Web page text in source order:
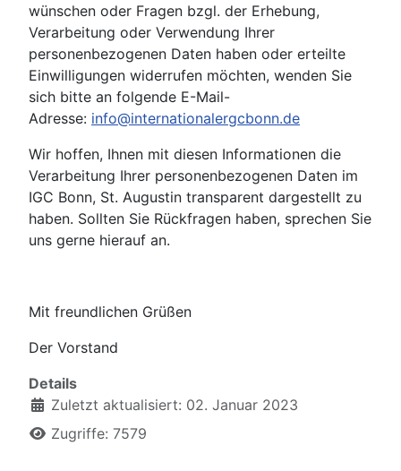
wünschen oder Fragen bzgl. der Erhebung,
Verarbeitung oder Verwendung Ihrer
personenbezogenen Daten haben oder erteilte
Einwilligungen widerrufen möchten, wenden Sie
sich bitte an folgende E-Mail-
Adresse: info@internationalergcbonn.de
Wir hoffen, Ihnen mit diesen Informationen die
Verarbeitung Ihrer personenbezogenen Daten im
IGC Bonn, St. Augustin transparent dargestellt zu
haben. Sollten Sie Rückfragen haben, sprechen Sie
uns gerne hierauf an.
Mit freundlichen Grüßen
Der Vorstand
Details
Zuletzt aktualisiert: 02. Januar 2023
Zugriffe: 7579